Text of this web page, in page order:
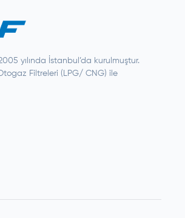
yılında İstanbul’da kurulmuştur.
Filtreleri (LPG/ CNG) ile